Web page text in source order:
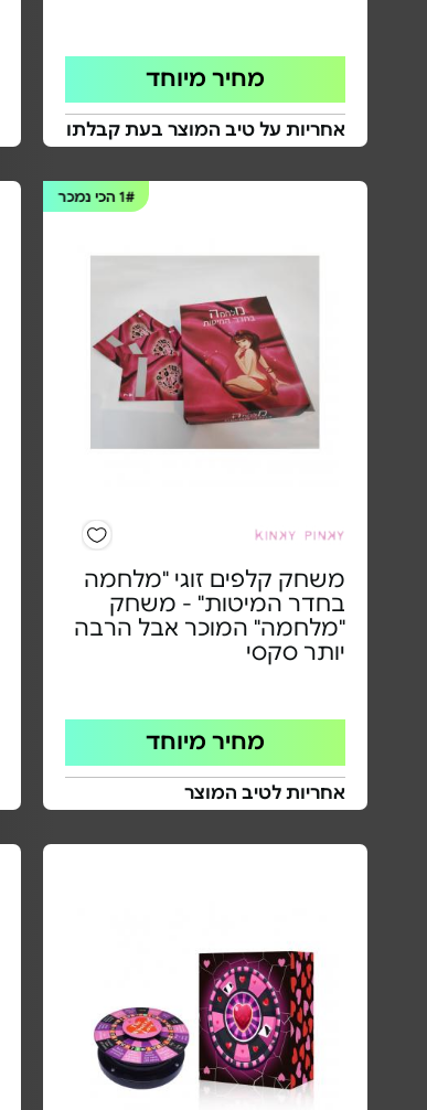
מחיר מיוחד
אחריות על טיב המוצר בעת קבלתו
1#הכי נמכר
משחק קלפים זוגי "מלחמה
בחדר המיטות" - משחק
"מלחמה" המוכר אבל הרבה
יותר סקסי
מחיר מיוחד
אחריות לטיב המוצר